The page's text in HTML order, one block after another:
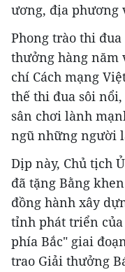
ương, địa phương
Phong trào thi
thưởng hàng năm
chí Cách mạng
thế thi đua sôi
sân chơi lành
ngũ những người
Dịp này, Chủ tịch
đã tặng Bằng
đồng hành xây
tỉnh phát triển
phía Bắc" giai
trao Giải thưởng